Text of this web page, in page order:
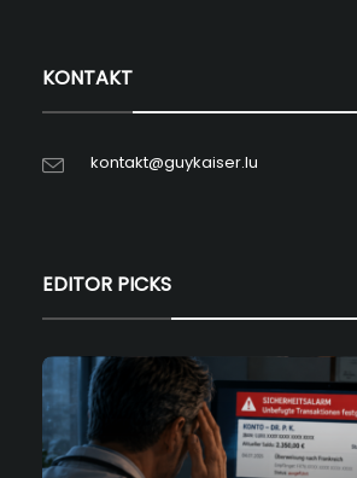
KONTAKT
kontakt@guykaiser.lu
EDITOR PICKS